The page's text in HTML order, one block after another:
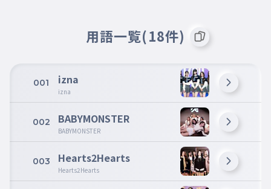
用語一覧(18件)
001 izna
izna
002 BABYMONSTER
BABYMONSTER
003 Hearts2Hearts
Hearts2Hearts